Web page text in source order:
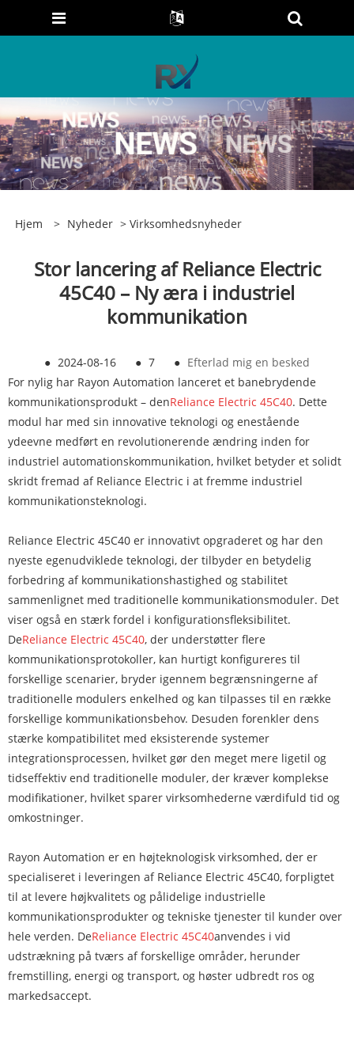
Hjem > Nyheder > Virksomhedsnyheder
Stor lancering af Reliance Electric
45C40 – Ny æra i industriel
kommunikation
● 2024-08-16 ● 7 ● Efterlad mig en besked
For nylig har Rayon Automation lanceret et banebrydende
kommunikationsprodukt – denReliance Electric 45C40. Dette
modul har med sin innovative teknologi og enestående
ydeevne medført en revolutionerende ændring inden for
industriel automationskommunikation, hvilket betyder et solidt
skridt fremad af Reliance Electric i at fremme industriel
kommunikationsteknologi.
Reliance Electric 45C40 er innovativt opgraderet og har den
nyeste egenudviklede teknologi, der tilbyder en betydelig
forbedring af kommunikationshastighed og stabilitet
sammenlignet med traditionelle kommunikationsmoduler. Det
viser også en stærk fordel i konfigurationsfleksibilitet.
DeReliance Electric 45C40, der understøtter flere
kommunikationsprotokoller, kan hurtigt konfigureres til
forskellige scenarier, bryder igennem begrænsningerne af
traditionelle modulers enkelhed og kan tilpasses til en række
forskellige kommunikationsbehov. Desuden forenkler dens
stærke kompatibilitet med eksisterende systemer
integrationsprocessen, hvilket gør den meget mere ligetil og
tidseffektiv end traditionelle moduler, der kræver komplekse
modifikationer, hvilket sparer virksomhederne værdifuld tid og
omkostninger.
Rayon Automation er en højteknologisk virksomhed, der er
specialiseret i leveringen af ​​Reliance Electric 45C40, forpligtet
til at levere højkvalitets og pålidelige industrielle
kommunikationsprodukter og tekniske tjenester til kunder over
hele verden. DeReliance Electric 45C40anvendes i vid
udstrækning på tværs af forskellige områder, herunder
fremstilling, energi og transport, og høster udbredt ros og
markedsaccept.